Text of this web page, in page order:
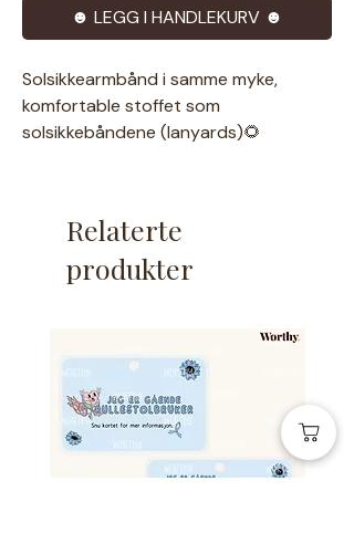
☻ LEGG I HANDLEKURV ☻
Solsikkearmbånd i samme myke,
komfortable stoffet som
solsikkebåndene (lanyards)🌻
trenger å bli vist hensyn til💖
Spesifikasjoner:
35 cm langt og 2 cm bredt
Trykket med teksten vernepleier.
Tosidig trykk - kan enkelt vendes
om.
(Baksiden har bare solsikker, om
Relaterte
produkter